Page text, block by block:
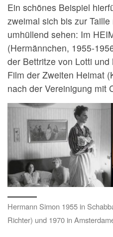
Ein schönes Beispiel
zweimal sich bis zur
umhüllend sehen: Im
(Hermännchen, 1955-
der Bettritze von Lotti
Film der Zweiten Heimat
nach der Vereinigung mit
Hermann Simon 1955 in
Richter) und 1970 in